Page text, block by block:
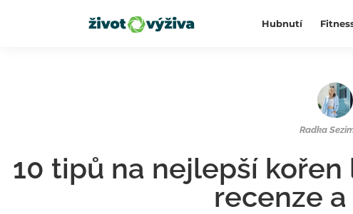
Hubnutí
Radka
10 tipů na nejlepší
recenze